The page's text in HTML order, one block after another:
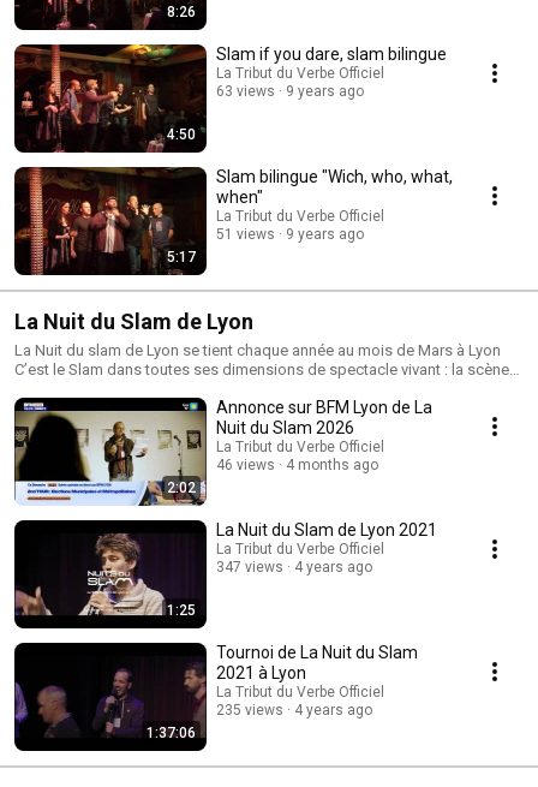
8:26
4:50
Slam if you dare, slam bilingue
La Tribut du Verbe Officiel
63 views
9 years ago
5:17
Slam bilingue "Wich, who, what,
when"
La Tribut du Verbe Officiel
51 views
9 years ago
La Nuit du Slam de Lyon
La Nuit du slam de Lyon se tient chaque année au mois de Mars à Lyon
C’est le Slam dans toutes ses dimensions de spectacle vivant : la scène
performances. Elle vise à créer une synergie entre les acteurs du slam de
Rhône alpes et le public. Elle comprend une scène ouverte, le grand
tournoi régional "Yes we slam" ainsi qu'une scène ouverte spoken word
2:02
Annonce sur BFM Lyon de La
Nuit du Slam 2026
La Tribut du Verbe Officiel
46 views
4 months ago
1:25
La Nuit du Slam de Lyon 2021
La Tribut du Verbe Officiel
347 views
4 years ago
1:37:06
Tournoi de La Nuit du Slam
2021 à Lyon
La Tribut du Verbe Officiel
235 views
4 years ago